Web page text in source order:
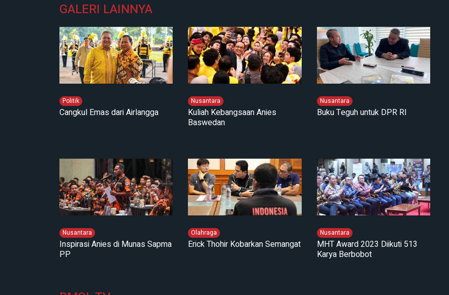
GALERI LAINNYA
Politik
Cangkul Emas dari Airlangga
Nusantara
Kuliah Kebangsaan Anies
Baswedan
Nusantara
Buku Teguh untuk DPR RI
Nusantara
Inspirasi Anies di Munas Sapma
PP
Olahraga
Erick Thohir Kobarkan Semangat
Nusantara
MHT Award 2023 Diikuti 513
Karya Berbobot